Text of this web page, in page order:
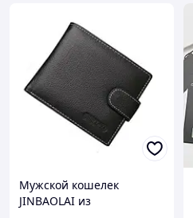
Мужской кошелек
JINBAOLAI из